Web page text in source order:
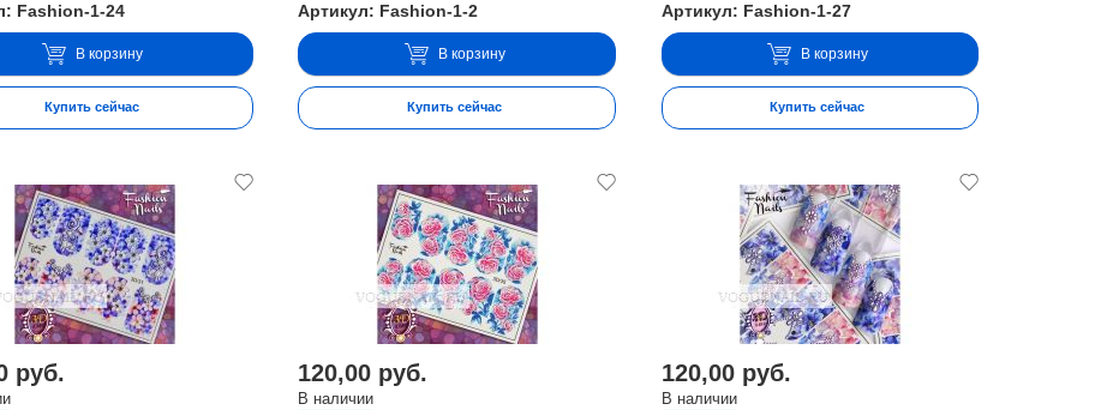
Fashion-1-24
В корзину
Купить сейчас
Артикул: Fashion-1-2
В корзину
Купить сейчас
Артикул: Fashion-1-27
В корзину
Купить сейчас
руб. 120,00 руб.
В наличии
120,00 руб.
В наличии